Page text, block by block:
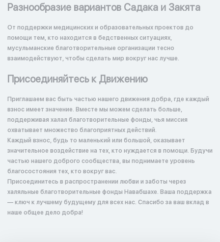
Разнообразие вариантов Садака и Закята
От поддержки медицинских и образовательных проектов до
помощи тем, кто находится в бедственных ситуациях,
мусульманские благотворительные организации тесно
взаимодействуют, чтобы сделать мир вокруг нас лучше.
Присоединяйтесь к Движению
Приглашаем вас быть частью нашего движения добра, где каждый
взнос имеет значение. Вместе мы можем сделать больше,
поддерживая халал благотворительные фонды, чья миссия
охватывает множество благоприятных действий.
Каждый взнос, будь то маленький или большой, оказывает
значительное воздействие на тех, кто нуждается в помощи. Будучи
частью нашего доброго сообщества, вы поднимаете уровень
благосостояния тех, кто вокруг вас.
Присоединитесь в распространении любви и заботы через
халяльные благотворительные фонды Навабшахе. Ваша поддержка
— ключ к лучшему будущему для всех нас. Спасибо за ваш вклад в
наше общее дело добра!